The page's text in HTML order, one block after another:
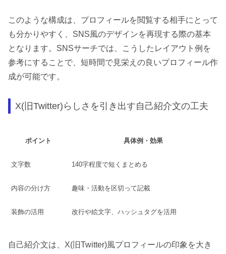
このような構成は、プロフィールを閲覧する相手にとって
も分かりやすく、SNS風のデザインを再現する際の基本
となります。SNSサーチでは、こうしたレイアウト例を
参考にすることで、短時間で見栄えの良いプロフィール作
成が可能です。
X(旧Twitter)らしさを引き出す自己紹介文の工夫
ポイント 具体例・効果
文字数 140字程度で短くまとめる
内容の分け方 趣味・活動を区切って記載
装飾の活用 改行や絵文字、ハッシュタグを活用
自己紹介文は、X(旧Twitter)風プロフィールの印象を大き